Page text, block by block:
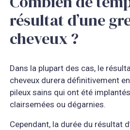
résultat d’une
cheveux ?
Dans la plupart des cas, le
cheveux durera définitivement
pileux sains qui ont été
clairsemées ou dégarnies.
Cependant, la durée du résultat